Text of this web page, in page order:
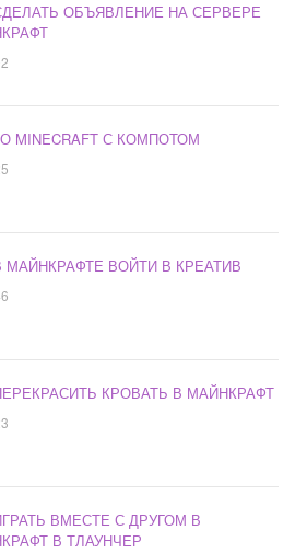
ОБЪЯВЛЕНИЕ НА СЕРВЕРЕ
MINECRAFT С КОМПОТОМ
МАЙНКРАФТЕ ВОЙТИ В КРЕАТИВ
КРОВАТЬ В МАЙНКРАФТ
ВМЕСТЕ С ДРУГОМ В
В ТЛАУНЧЕР